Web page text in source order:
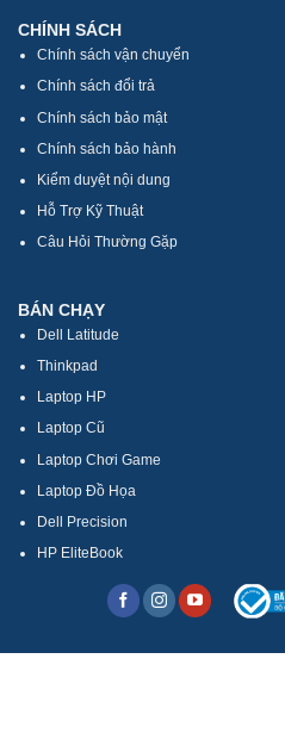
CHÍNH SÁCH
Chính sách vận chuyển
Chính sách đổi trả
Chính sách bảo mật
Chính sách bảo hành
Kiểm duyệt nội dung
Hỗ Trợ Kỹ Thuật
Câu Hỏi Thường Gặp
BÁN CHẠY
Dell Latitude
Thinkpad
Laptop HP
Laptop Cũ
Laptop Chơi Game
Laptop Đồ Họa
Dell Precision
HP EliteBook